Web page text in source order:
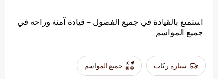
استمتع بالقيادة في جميع الفصول - قيادة آمنة وراحة في
جميع المواسم
سيارة ركاب جميع المواسم